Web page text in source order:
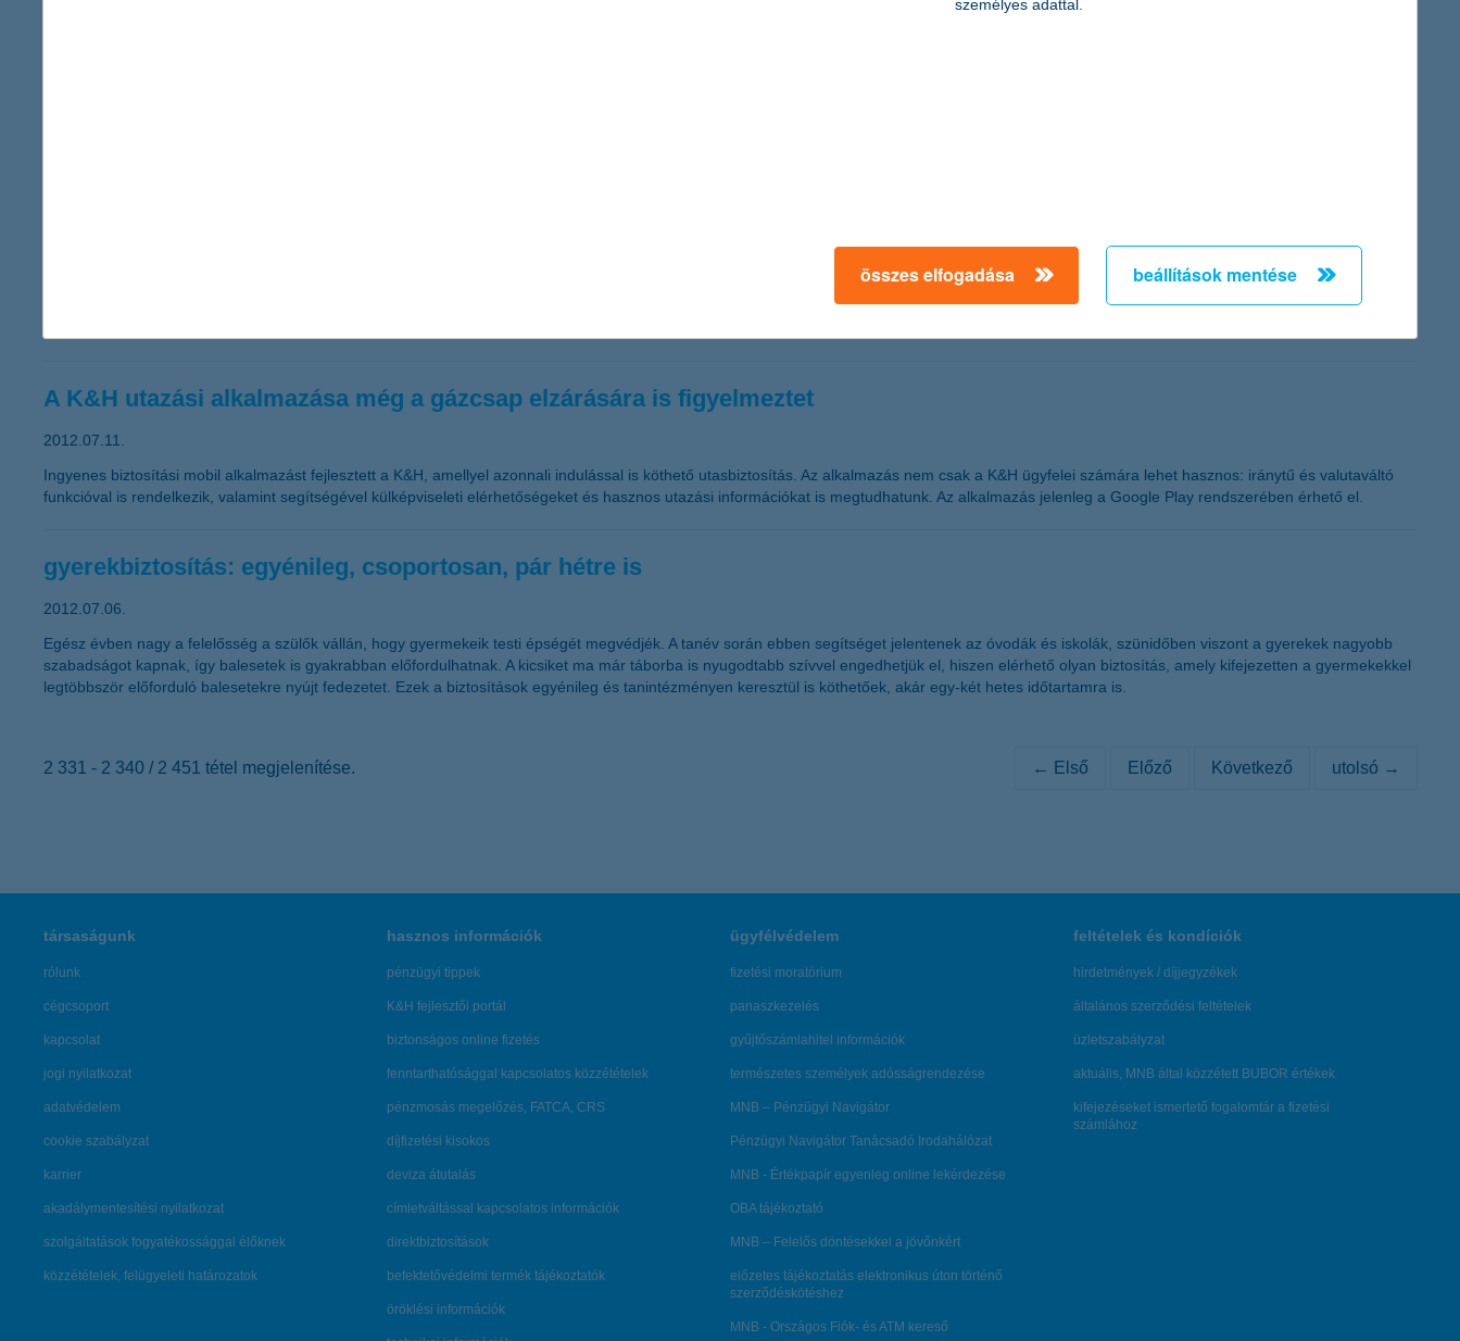
„Kismértékű csökkenést mutat az előző negyedévhez képest a hazai vállalkozások egyéves várakozásait jelző K&H kkv bizalmi index. A visszaesés főként azzal magyarázható, hogy a
hitelezés beszűkülése, valamint a vállalati hitelkamatok várt növekedése rányomta a bélyegét a vállalkozások hangulatára, és a versenyhelyzetük romlására számítanak. Mindeközben
A K&H utazási alkalmazása még a gázcsap elzárására is figyelmeztet
2012.07.11.
Ingyenes biztosítási mobil alkalmazást fejlesztett a K&H, amellyel azonnali indulással is köthető utasbiztosítás. Az alkalmazás nem csak a K&H ügyfelei számára lehet hasznos: iránytű és valutaváltó
funkcióval is rendelkezik, valamint segítségével külképviseleti elérhetőségeket és hasznos utazási információkat is megtudhatunk. Az alkalmazás jelenleg a Google Play rendszerében érhető el.
gyerekbiztosítás: egyénileg, csoportosan, pár hétre is
2012.07.06.
Egész évben nagy a felelősség a szülők vállán, hogy gyermekeik testi épségét megvédjék. A tanév során ebben segítséget jelentenek az óvodák és iskolák, szünidőben viszont a gyerekek nagyobb
szabadságot kapnak, így balesetek is gyakrabban előfordulhatnak. A kicsiket ma már táborba is nyugodtabb szívvel engedhetjük el, hiszen elérhető olyan biztosítás, amely kifejezetten a gyermekekkel
legtöbbször előforduló balesetekre nyújt fedezetet. Ezek a biztosítások egyénileg és tanintézményen keresztül is köthetőek, akár egy-két hetes időtartamra is.
2 331 - 2 340 / 2 451 tétel megjelenítése. ← Első Előző Következő utolsó →
társaságunk
rólunk
cégcsoport
kapcsolat
jogi nyilatkozat
adatvédelem
cookie szabályzat
karrier
akadálymentesítési nyilatkozat
szolgáltatások fogyatékossággal élőknek
közzétételek, felügyeleti határozatok
hasznos információk
pénzügyi tippek
K&H fejlesztői portál
biztonságos online fizetés
fenntarthatósággal kapcsolatos közzétételek
pénzmosás megelőzés, FATCA, CRS
díjfizetési kisokos
deviza átutalás
címletváltással kapcsolatos információk
direktbiztosítások
befektetővédelmi termék tájékoztatók
öröklési információk
ügyfélvédelem
fizetési moratórium
panaszkezelés
gyűjtőszámlahitel információk
természetes személyek adósságrendezése
MNB – Pénzügyi Navigátor
Pénzügyi Navigátor Tanácsadó Irodahálózat
MNB - Értékpapír egyenleg online lekérdezése
OBA tájékoztató
MNB – Felelős döntésekkel a jövőnkért
előzetes tájékoztatás elektronikus úton történő
szerződéskötéshez
MNB - Országos Fiók- és ATM kereső
feltételek és kondíciók
hirdetmények / díjjegyzékek
általános szerződési feltételek
üzletszabályzat
aktuális, MNB által közzétett BUBOR értékek
kifejezéseket ismertető fogalomtár a fizetési
számlához
személyes adattal.
összes elfogadása beállítások mentése